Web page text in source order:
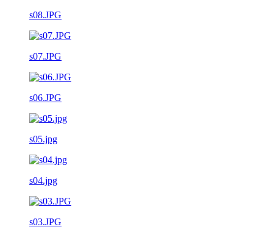
s08.JPG
s07.JPG
s06.JPG
s05.jpg
s04.jpg
s03.JPG